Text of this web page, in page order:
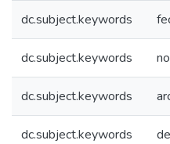
dc.subject.keywords
dc.subject.keywords
dc.subject.keywords
dc.subject.keywords